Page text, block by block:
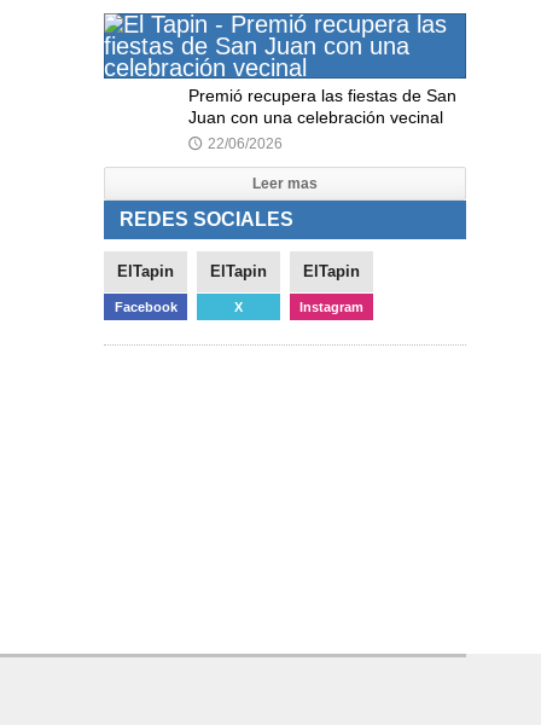
Premió recupera las fiestas de San
Juan con una celebración vecinal
🕔 22/06/2026
Leer mas
REDES SOCIALES
ElTapin
Facebook
ElTapin
X
ElTapin
Instagram